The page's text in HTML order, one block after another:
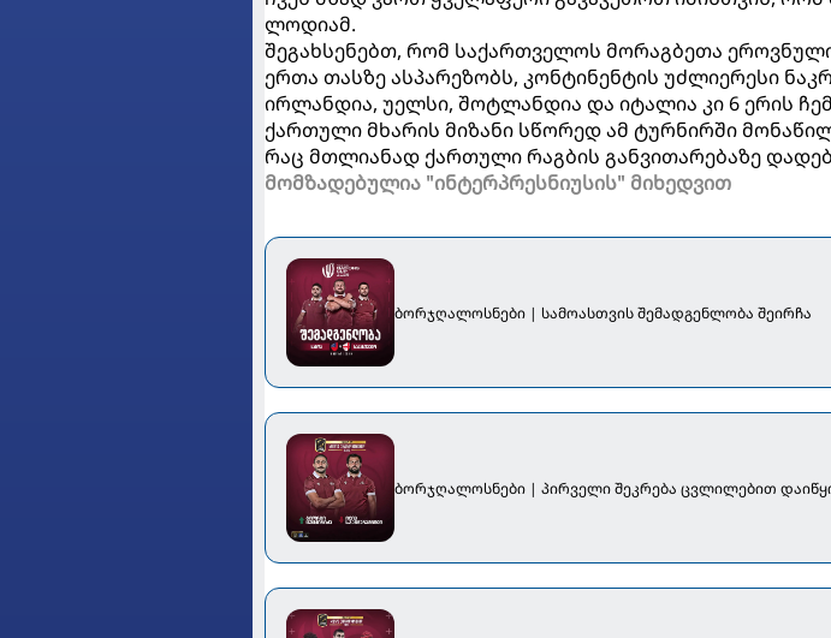
ლოდიამ.
შეგახსენებთ, რომ საქართველოს მორაგბეთა
ერთა თასზე ასპარეზობს, კონტინენტის უძლიერესი
ირლანდია, უელსი, შოტლანდია და იტალია კი 6 ერის
ქართული მხარის მიზანი სწორედ ამ ტურნირში
რაც მთლიანად ქართული რაგბის განვითარებაზე
მომზადებულია "ინტერპრესნიუსის" მიხედვით
ბორჯღალოსნები | სამოასთვის შემადგენლობა შეირჩა
ბორჯღალოსნები | პირველი შეკრება ცვლილებით